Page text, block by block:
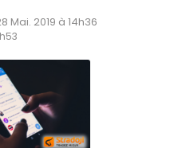
Mai. 2019 à 14h36